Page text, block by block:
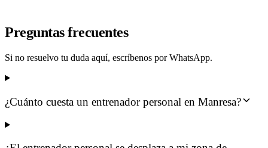
Preguntas frecuentes
Si no resuelvo tu duda aquí, escríbenos por WhatsApp.
¿Cuánto cuesta un entrenador personal en Manresa?